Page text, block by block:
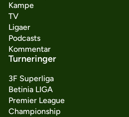
Kampe
TV
Ligaer
Podcasts
Kommentar
Turneringer
3F Superliga
Betinia LIGA
Premier League
Championship